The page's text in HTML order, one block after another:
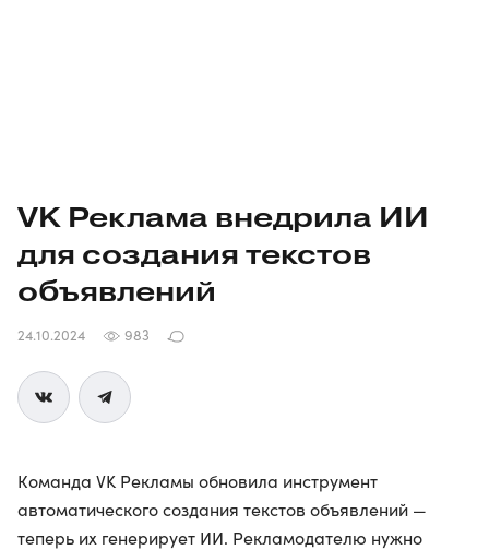
VK Реклама внедрила ИИ
для создания текстов
объявлений
24.10.2024 983
Команда VK Рекламы обновила инструмент
автоматического создания текстов объявлений —
теперь их генерирует ИИ. Рекламодателю нужно